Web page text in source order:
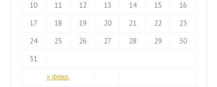
« февр.
10
11 12 13 14 15
16
17
18 19 20 21 22
23
24
25 26 27 28 29
30
31